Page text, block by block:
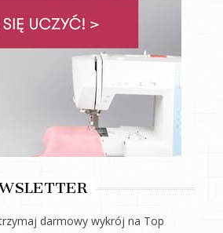
darmowy wykrój na Top